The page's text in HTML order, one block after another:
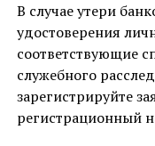
В случае утери
удостоверения
соответствующие
служебного
зарегистрируйте
регистрационный